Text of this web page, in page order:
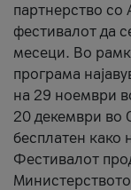
партнерство со
фестивалот да
месеци. Во
програма
на 29 ноември
20 декември во
бесплатен како
Фестивалот